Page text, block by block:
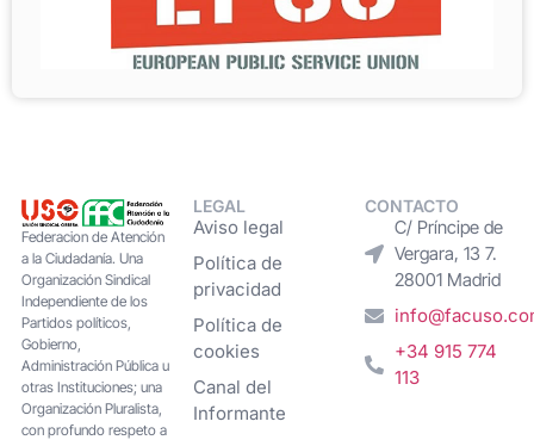
Federacion de Atención
a la Ciudadanía. Una
Organización Sindical
Independiente de los
Partidos políticos,
Gobierno,
Administración Pública u
otras Instituciones; una
Organización Pluralista,
con profundo respeto a
LEGAL
Aviso legal
Política de
privacidad
Política de
cookies
Canal del
Informante
CONTACTO
C/ Príncipe de
Vergara, 13 7.
28001 Madrid
+34 915 774
113